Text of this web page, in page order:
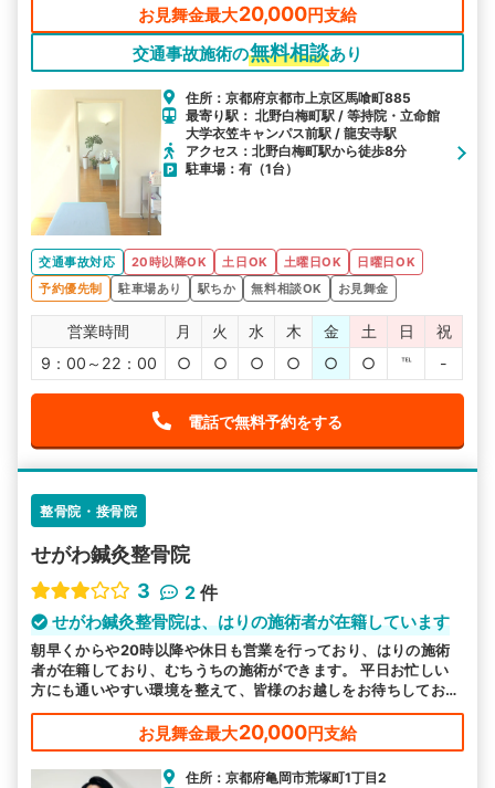
お見舞金最大20,000円支給
交通事故施術の無料相談あり
住所：京都府京都市上京区馬喰町885
最寄り駅： 北野白梅町駅 / 等持院・立命館
大学衣笠キャンパス前駅 / 龍安寺駅
アクセス：北野白梅町駅から徒歩8分
駐車場：有（1台）
交通事故対応 20時以降OK 土日OK 土曜日OK
日曜日OK
予約優先制
駐車場あり 駅ちか 無料相談OK お見舞金
営業時間 月 火 水 木 金 土 日
祝
9：00～22：00
○ ○ ○ ○ ○ ○ ℡ -
電話で無料予約をする
整骨院・接骨院
せがわ鍼灸整骨院
3
2 件
せがわ鍼灸整骨院は、はりの施術者が在籍しています
朝早くからや20時以降や休日も営業を行っており、はりの施術
者が在籍しており、むちうちの施術ができます。 平日お忙しい
方にも通いやすい環境を整えて、皆様のお越しをお待ちしており
ます。
お見舞金最大20,000円支給
住所：京都府亀岡市荒塚町1丁目2